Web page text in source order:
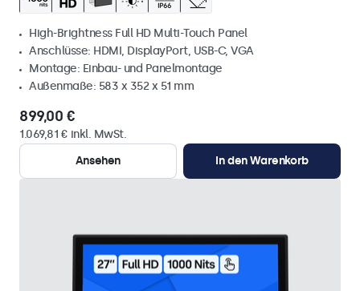
High-Brightness Full HD Multi-Touch Panel
Anschlüsse: HDMI, DisplayPort, USB-C, VGA
Montage: Einbau- und Panelmontage
Außenmaße: 583 x 352 x 51 mm
899,00 €
1.069,81 € inkl. MwSt.
Ansehen
In den Warenkorb